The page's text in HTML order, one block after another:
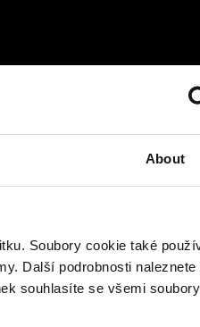
About
Soubory cookie také
Další podrobnosti naleznete
souhlasíte se všemi
burácejících motorů a
faktorů a jako třešničku nad
multiplayerové
závodní